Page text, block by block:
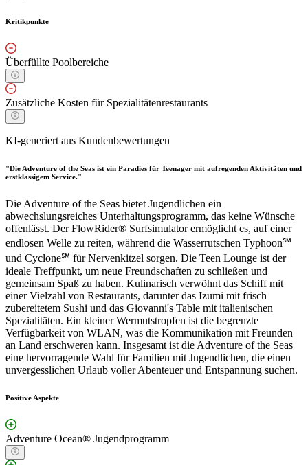
Kritikpunkte
Überfüllte Poolbereiche
Zusätzliche Kosten für Spezialitätenrestaurants
KI-generiert aus Kundenbewertungen
"Die Adventure of the Seas ist ein Paradies für Teenager mit aufregenden Aktivitäten und
erstklassigem Service."
Die Adventure of the Seas bietet Jugendlichen ein
abwechslungsreiches Unterhaltungsprogramm, das keine Wünsche
offenlässt. Der FlowRider® Surfsimulator ermöglicht es, auf einer
endlosen Welle zu reiten, während die Wasserrutschen Typhoon℠
und Cyclone℠ für Nervenkitzel sorgen. Die Teen Lounge ist der
ideale Treffpunkt, um neue Freundschaften zu schließen und
gemeinsam Spaß zu haben. Kulinarisch verwöhnt das Schiff mit
einer Vielzahl von Restaurants, darunter das Izumi mit frisch
zubereitetem Sushi und das Giovanni's Table mit italienischen
Spezialitäten. Ein kleiner Wermutstropfen ist die begrenzte
Verfügbarkeit von WLAN, was die Kommunikation mit Freunden
an Land erschweren kann. Insgesamt ist die Adventure of the Seas
eine hervorragende Wahl für Familien mit Jugendlichen, die einen
unvergesslichen Urlaub voller Abenteuer und Entspannung suchen.
Positive Aspekte
Adventure Ocean® Jugendprogramm